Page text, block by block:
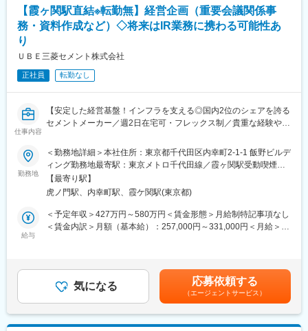
変更の範囲：会社の定める業務
・SNS運用（Instagram／TikTokを中心に企画立案・投稿・分析）
・自社Webサイトの運用・改善（コンテンツ企画、更新、SEO施
・取材対応および記事作成（社内外）
■魅力
ます。企画から実行まで一貫して携われます。
・全社的に残業はほぼなく、広報室としても、月の残業は5時間程
度です。ワークライフバランス重視で働けます。
社長直下の広報室へ配属となります。現在は責任者1名とパート社
員1名の少数組織で、未経験でも責任者から丁寧に業務を教えま
・当社は社員数30名弱の少数精鋭組織ですが、株式会社サギサ
カ、株式会社フタバを含むグループ全体では約260名規模となり
っています。
【霞ヶ関駅直結※転勤無】経営企画（重要会議関係事
務・資料作成など）◇将来はIR業務に携わる可能性あ
り
ＵＢＥ三菱セメント株式会社
正社員 転勤なし
仕事内容
【安定した経営基盤！インフラを支える◎国内2位のシェアを誇る
セメントメーカー／週2日在宅可・フレックス制／貴重な経験や幅
■職務内容：
経営企画部にて、下記業務をお任せします。
＜具体的な業務内容＞
◎入社後お任せする業務
・重要会議関係事務
・諸会議設定
◎将来的にお任せする予定の業務
└現在、株式上場に向けて様々な準備を行っております。株式上
勤務地
＜勤務地詳細＞本社住所：東京都千代田区内幸町2-1-1 飯野ビルデ
ィング勤務地最寄駅：東京メトロ千代田線／霞ヶ関駅受動喫煙対
策：屋内全面禁煙
【最寄り駅】
虎ノ門駅、内幸町駅、霞ケ関駅(東京都)
給与
＜予定年収＞427万円～580万円＜賃金形態＞月給制特記事項なし
＜賃金内訳＞月額（基本給）：257,000円～331,000円＜月給＞
安の金額であり、選考を通じて上下する可能性があります。月給
(月額)は固定手当を含めた表記です。
気になる 応募依頼する
（エージェントサービス）